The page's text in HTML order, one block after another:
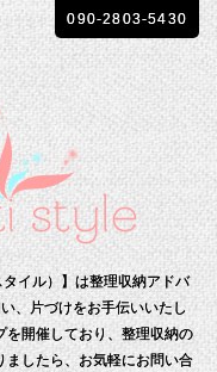
イル）】は整理収納アドバ
、片づけをお手伝いいたし
を開催しており、整理収納の
ましたら、お気軽にお問い合
090-2803-5430